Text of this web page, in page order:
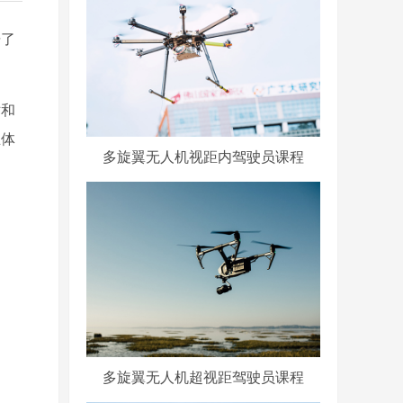
多旋翼无人机视距内驾驶员课程
多旋翼无人机超视距驾驶员课程